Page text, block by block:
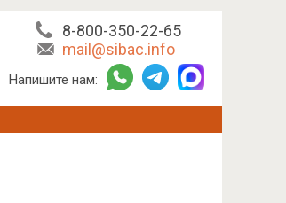
8-800-350-22-65
mail@sibac.info
Напишите нам: